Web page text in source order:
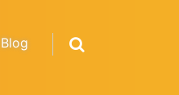
Blog